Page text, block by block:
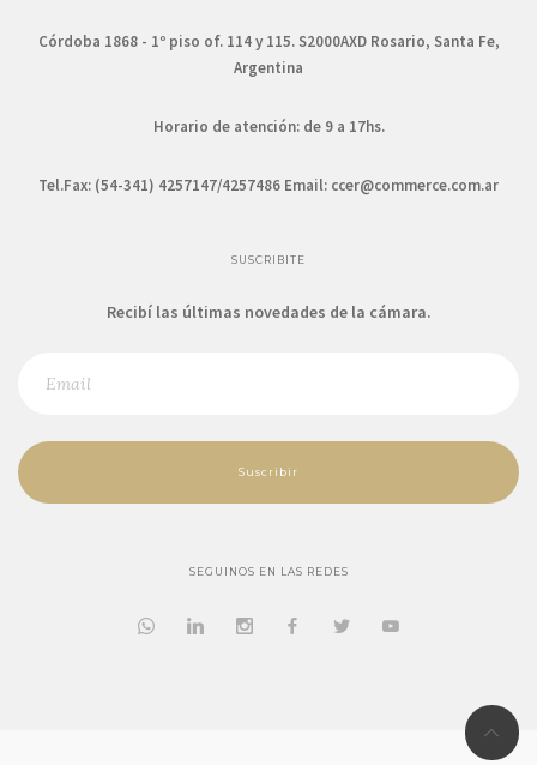
Córdoba 1868 - 1º piso of. 114 y 115. S2000AXD Rosario, Santa Fe,
Argentina
Horario de atención: de 9 a 17hs.
Tel.Fax: (54-341) 4257147/4257486 Email: ccer@commerce.com.ar
SUSCRIBITE
Recibí las últimas novedades de la cámara.
Suscribir
SEGUINOS EN LAS REDES